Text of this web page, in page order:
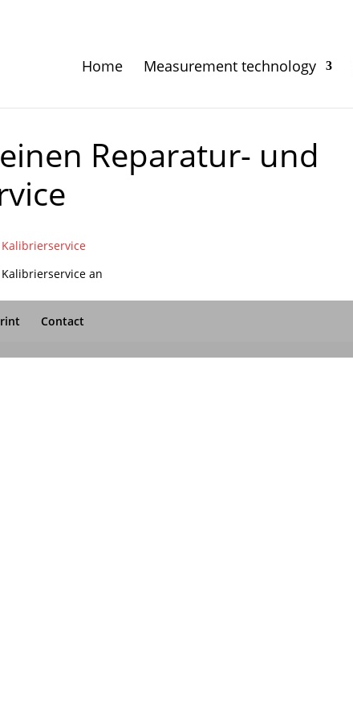
Home Measurement technology
Reparatur- und
an
Contact